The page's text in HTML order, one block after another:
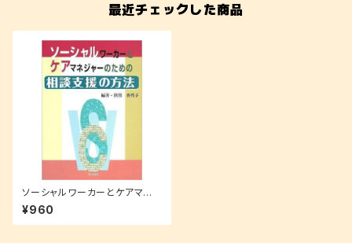
最近チェックした商品
ソーシャルワーカーとケアマネ
ジャーのための相談支援の方法
¥960